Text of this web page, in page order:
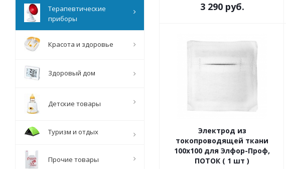
3 290 руб.
Электрод из
токопроводящей ткани
100x100 для Элфор-Проф,
ПОТОК ( 1 шт )
Терапевтические
приборы
Красота и здоровье
Здоровый дом
Детские товары
Туризм и отдых
Прочие товары